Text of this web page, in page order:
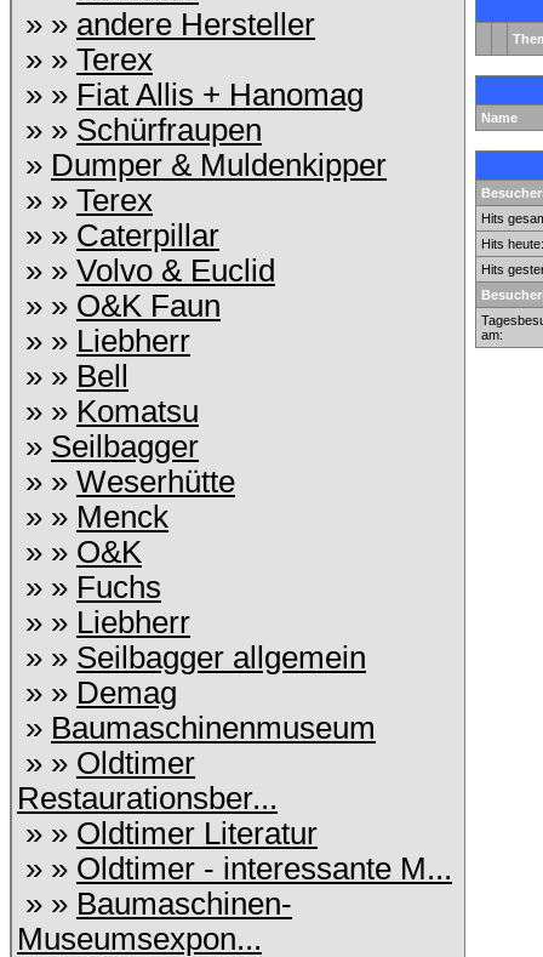
» » andere Hersteller
» » Terex
» » Fiat Allis + Hanomag
» » Schürfraupen
» Dumper & Muldenkipper
» » Terex
» » Caterpillar
» » Volvo & Euclid
» » O&K Faun
» » Liebherr
» » Bell
» » Komatsu
» Seilbagger
» » Weserhütte
» » Menck
» » O&K
» » Fuchs
» » Liebherr
» » Seilbagger allgemein
» » Demag
» Baumaschinenmuseum
» » Oldtimer
Restaurationsber...
» » Oldtimer Literatur
» » Oldtimer - interessante M...
» » Baumaschinen-
Museumsexpon...
Name
Hits
Hits heute:
Hits
am: